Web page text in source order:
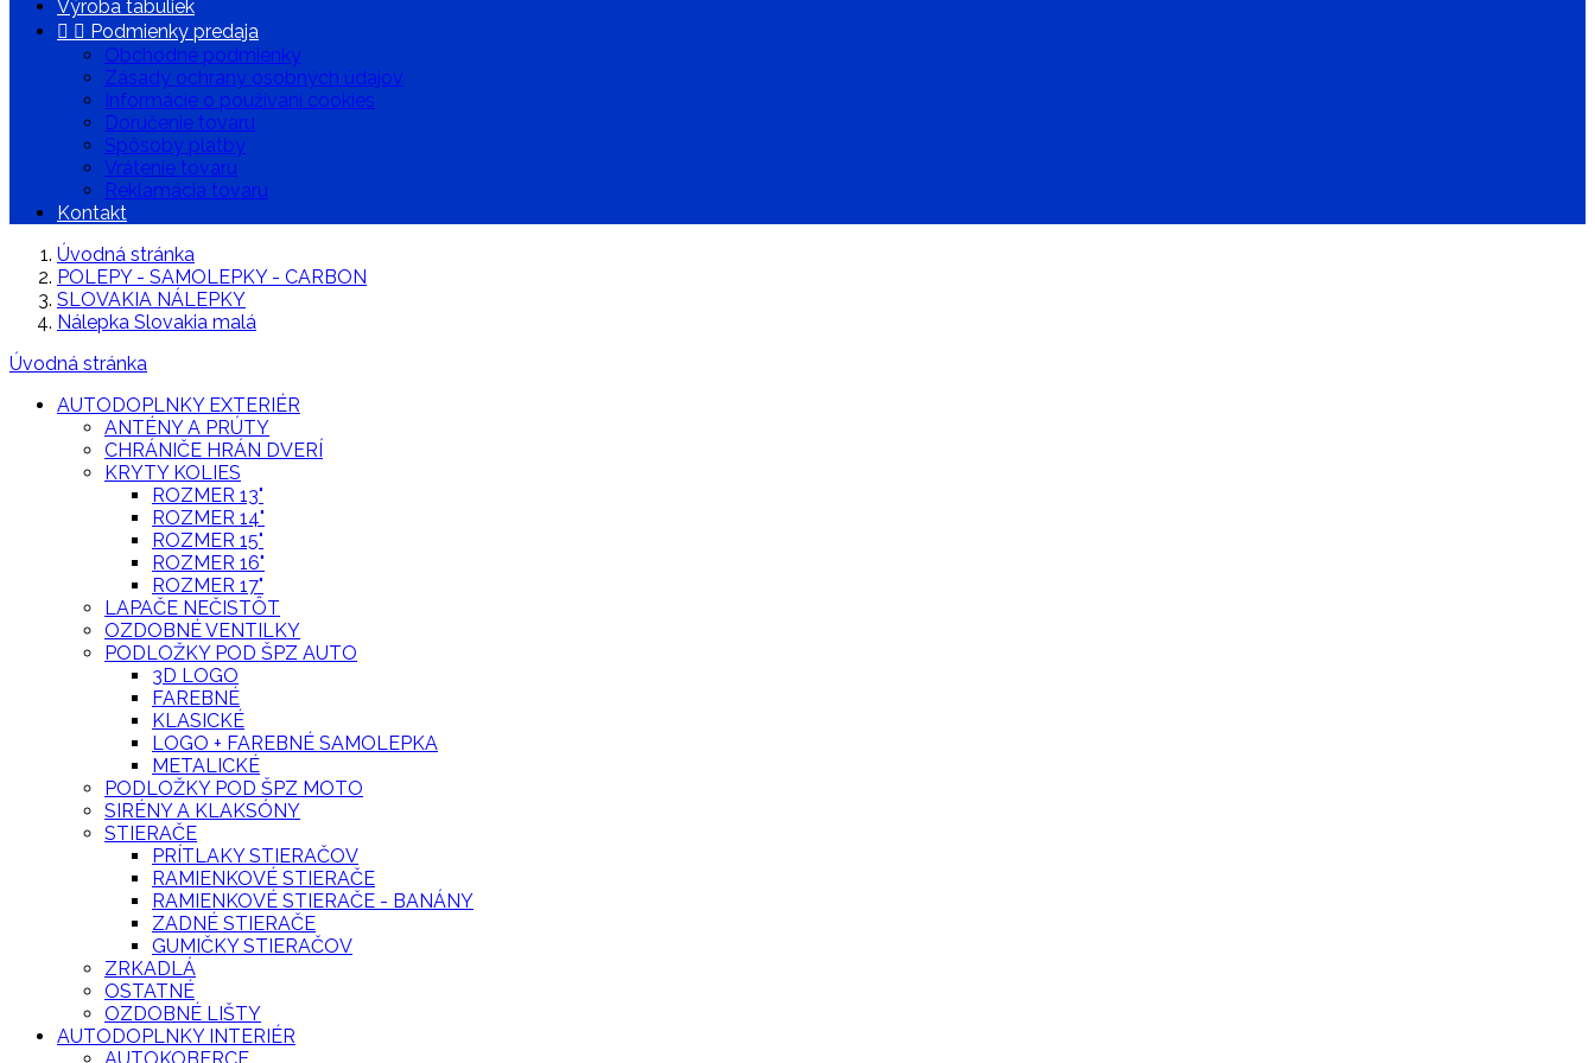
Výroba tabuliek
  Podmienky predaja
Obchodné podmienky
Zásady ochrany osobných údajov
Informácie o používaní cookies
Doručenie tovaru
Spôsoby platby
Vrátenie tovaru
Reklamácia tovaru
Kontakt
Úvodná stránka
POLEPY - SAMOLEPKY - CARBON
SLOVAKIA NÁLEPKY
Nálepka Slovakia malá
Úvodná stránka
AUTODOPLNKY EXTERIÉR
ANTÉNY A PRÚTY
CHRÁNIČE HRÁN DVERÍ
KRYTY KOLIES
ROZMER 13"
ROZMER 14"
ROZMER 15"
ROZMER 16"
ROZMER 17"
LAPAČE NEČISTÔT
OZDOBNÉ VENTILKY
PODLOŽKY POD ŠPZ AUTO
3D LOGO
FAREBNÉ
KLASICKÉ
LOGO + FAREBNÉ SAMOLEPKA
METALICKÉ
PODLOŽKY POD ŠPZ MOTO
SIRÉNY A KLAKSÓNY
STIERAČE
PRÍTLAKY STIERAČOV
RAMIENKOVÉ STIERAČE
RAMIENKOVÉ STIERAČE - BANÁNY
ZADNÉ STIERAČE
GUMIČKY STIERAČOV
ZRKADLÁ
OSTATNÉ
OZDOBNÉ LIŠTY
AUTODOPLNKY INTERIÉR